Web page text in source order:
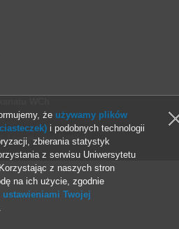
Uniwersytet Gdański
że używamy plików
i podobnych technologii
zbierania statystyk
z serwisu Uniwersytetu
z naszych stron
na ich użycie, zgodnie
Twojej
.